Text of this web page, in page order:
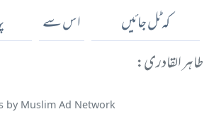
کہ ٹل جائیں اس سے
طاہر القادری:
by Muslim Ad Network